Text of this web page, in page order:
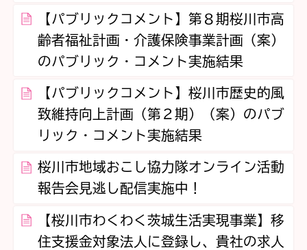
【パブリックコメント】第８期桜川市高
齢者福祉計画・介護保険事業計画（案）
のパブリック・コメント実施結果
【パブリックコメント】桜川市歴史的風
致維持向上計画（第２期）（案）のパブ
リック・コメント実施結果
桜川市地域おこし協力隊オンライン活動
報告会見逃し配信実施中！
【桜川市わくわく茨城生活実現事業】移
住支援金対象法人に登録し、貴社の求人